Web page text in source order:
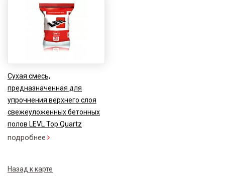
Cухая смесь,
предназначенная для
упрочнения верхнего слоя
свежеуложенных бетонных
полов LEVL Top Quartz
подробнее
Назад к карте